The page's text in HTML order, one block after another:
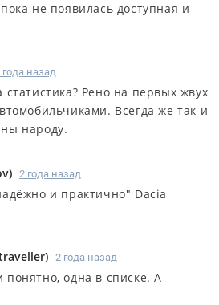
не появилась доступная и
года назад
статистика? Рено на первых жвух
Всегда же так и
народу.
) 2 года назад
и практично" Dacia
) 2 года назад
понятно, одна в списке. А